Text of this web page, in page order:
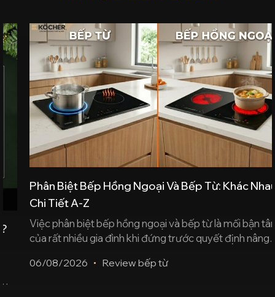
Phân Biệt Bếp Hồng Ngoại Và Bếp Từ: Khác Nhau
Chi Tiết A-Z
Việc phân biệt bếp hồng ngoại và bếp từ là mối bận tâm
của rất nhiều gia đình khi đứng trước quyết định nâng
trọng và mặt kính sáng bóng, hai dòng bếp này lại hoạt
06/08/2026 Review bếp từ